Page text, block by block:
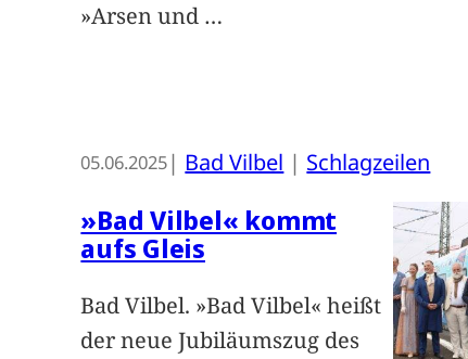
»Arsen und …
05.06.2025| Bad Vilbel | Schlagzeilen
»Bad Vilbel« kommt
aufs Gleis
Bad Vilbel. »Bad Vilbel« heißt
der neue Jubiläumszug des